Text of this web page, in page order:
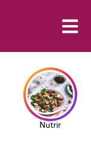
Nutrir